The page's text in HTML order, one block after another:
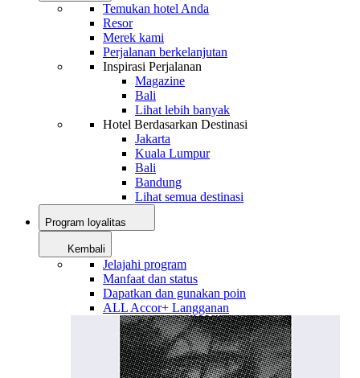
Temukan hotel Anda
Resor
Merek kami
Perjalanan berkelanjutan
Inspirasi Perjalanan
Magazine
Bali
Lihat lebih banyak
Hotel Berdasarkan Destinasi
Jakarta
Kuala Lumpur
Bali
Bandung
Lihat semua destinasi
Program loyalitas
Kembali
Jelajahi program
Manfaat dan status
Dapatkan dan gunakan poin
ALL Accor+ Langganan